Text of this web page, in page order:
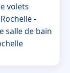
volets
-
salle de bain